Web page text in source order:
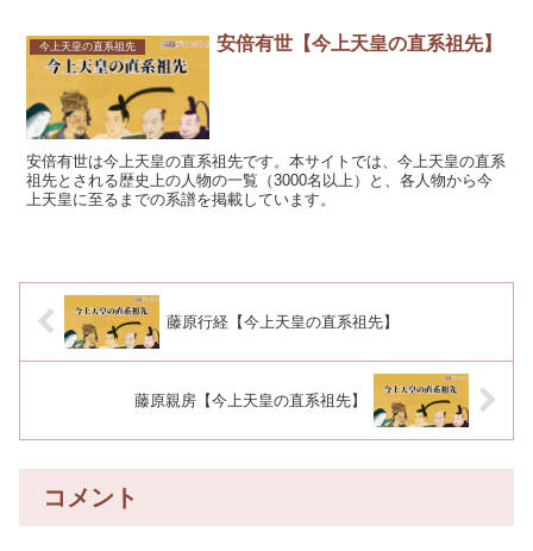
今上天皇の直系祖先 安倍有世【今上天皇の直系祖先】
安倍有世は今上天皇の直系祖先です。本サイトでは、今上天皇の直系
祖先とされる歴史上の人物の一覧（3000名以上）と、各人物から今
上天皇に至るまでの系譜を掲載しています。
藤原行経【今上天皇の直系祖先】
藤原親房【今上天皇の直系祖先】
コメント